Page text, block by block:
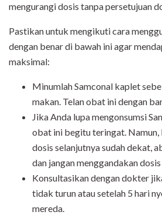
mengurangi dosis tanpa persetujuan
Pastikan untuk mengikuti cara
dengan benar di bawah ini agar
maksimal:
Minumlah Samconal kaplet
makan. Telan obat ini dengan
Jika Anda lupa mengonsumsi
obat ini begitu teringat. Namun,
dosis selanjutnya sudah dekat,
dan jangan menggandakan
Konsultasikan dengan dokter
tidak turun atau setelah 5 hari
mereda.